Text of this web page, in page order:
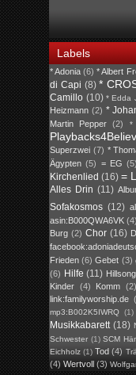
Labels
* Adonia (6) * Albert
di Capi (8) *
Camillo (10) * Edda
Heizmann (2) *
Martin Pepper
(2) *
Superzwei (7) *
Ägypten (5) = EG (5)
Kirchenlied (16) =
Alles Drin (11)
Sofakosmos (12)
asin:B000QWA6VK (4)
Burg (2) Chor (16)
Frieden (6) Gebet (3)
(6) Hilfe (11) Hillsong
Kinder (4) Komm (2)
link:familyworship.de
mp3:B002K5IWRQ (1)
Musikkabarett (18)
Schwester (1) SCM
Eichholz (1) Tod (4)
(4) Wertvoll (3)